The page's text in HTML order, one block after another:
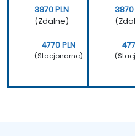
3870 PLN
(Zdalne)
4770 PLN
(Stacjonarne)
3870